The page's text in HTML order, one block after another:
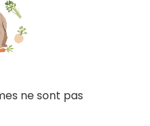
ne sont pas